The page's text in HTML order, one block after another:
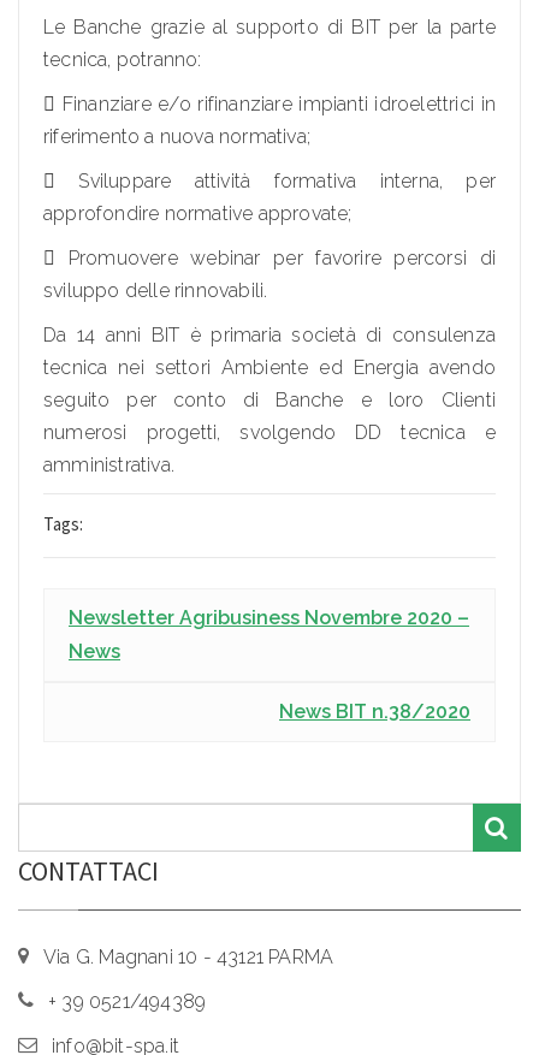
Le Banche grazie al supporto di BIT per la parte
tecnica, potranno:
 Finanziare e/o rifinanziare impianti idroelettrici in
riferimento a nuova normativa;
 Sviluppare attività formativa interna, per
approfondire normative approvate;
 Promuovere webinar per favorire percorsi di
sviluppo delle rinnovabili.
Da 14 anni BIT è primaria società di consulenza
tecnica nei settori Ambiente ed Energia avendo
seguito per conto di Banche e loro Clienti
numerosi progetti, svolgendo DD tecnica e
amministrativa.
Tags:
Newsletter Agribusiness Novembre 2020 –
News
News BIT n.38/2020
CONTATTACI
Via G. Magnani 10 - 43121 PARMA
+ 39 0521/494389
info@bit-spa.it